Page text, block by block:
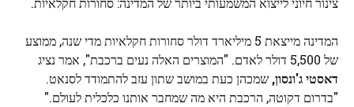
המדינה מייצאת 5 מיליארד דולר סחורות חקלאיות מדי שנה, ממוצע
של 5,500 דולר לאדם. "המוצרים האלה נעים ברכבת", אמר נציג
דאסטי ג'ונסון, שמכהן כעת במושב שתון עזב להתמודד לסנאט.
"בדרום דקוטה, הרכבת היא מה שמחבר אותנו כלכלית לעולם."